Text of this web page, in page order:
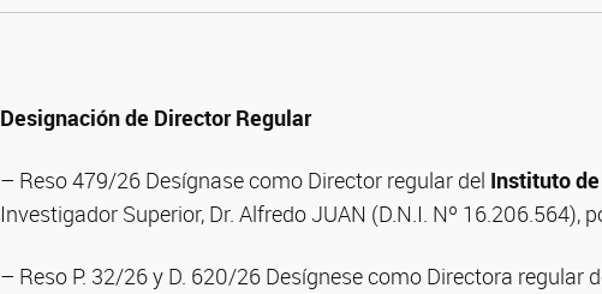
Designación de Director Regular
– Reso 479/26 Desígnase como Director regular del Instituto
Investigador Superior, Dr. Alfredo JUAN (D.N.I. Nº 16.206.564),
– Reso P. 32/26 y D. 620/26 Desígnese como Directora regular